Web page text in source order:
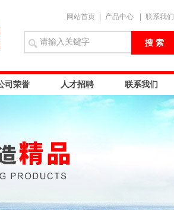
网站首页 产品中心 联系我们
司荣誉 人才招聘 联系我们